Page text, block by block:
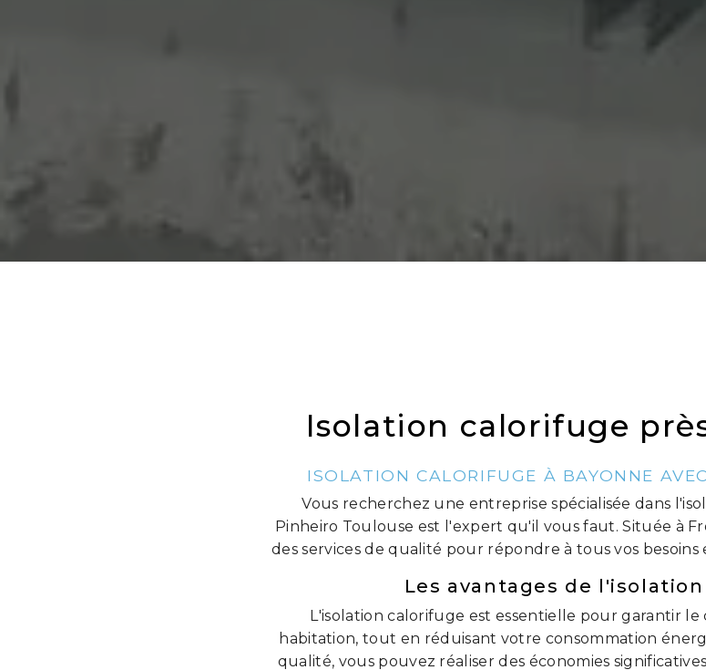
Isolation calorifuge
ISOLATION CALORIFUGE À BAYONNE
Vous recherchez une entreprise spécialisée dans
Pinheiro Toulouse est l'expert qu'il vous faut. Située à
des services de qualité pour répondre à tous vos
Les avantages de
L'isolation calorifuge est essentielle pour garantir
habitation, tout en réduisant votre consommation
qualité, vous pouvez réaliser des économies